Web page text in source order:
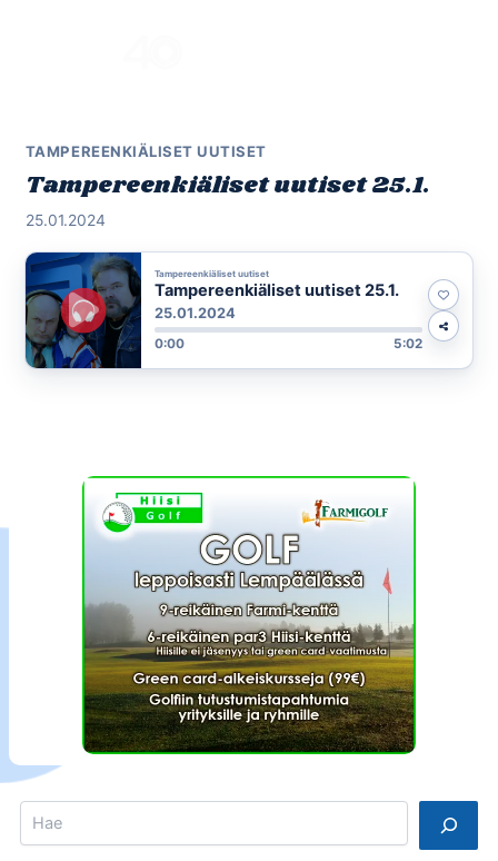
TAMPEREENKIÄLISET UUTISET
Tampereenkiäliset uutiset 25.1.
25.01.2024
Tampereenkiäliset uutiset
Tampereenkiäliset uutiset 25.1.
25.01.2024
0:00 5:02
Search